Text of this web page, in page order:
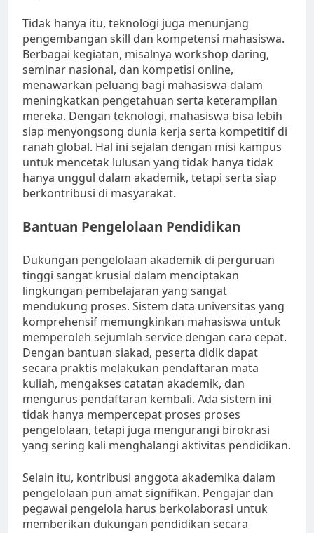
Tidak hanya itu, teknologi juga menunjang
pengembangan skill dan kompetensi mahasiswa.
Berbagai kegiatan, misalnya workshop daring,
seminar nasional, dan kompetisi online,
menawarkan peluang bagi mahasiswa dalam
meningkatkan pengetahuan serta keterampilan
mereka. Dengan teknologi, mahasiswa bisa lebih
siap menyongsong dunia kerja serta kompetitif di
ranah global. Hal ini sejalan dengan misi kampus
untuk mencetak lulusan yang tidak hanya tidak
hanya unggul dalam akademik, tetapi serta siap
berkontribusi di masyarakat.
Bantuan Pengelolaan Pendidikan
Dukungan pengelolaan akademik di perguruan
tinggi sangat krusial dalam menciptakan
lingkungan pembelajaran yang sangat
mendukung proses. Sistem data universitas yang
komprehensif memungkinkan mahasiswa untuk
memperoleh sejumlah service dengan cara cepat.
Dengan bantuan siakad, peserta didik dapat
secara praktis melakukan pendaftaran mata
kuliah, mengakses catatan akademik, dan
mengurus pendaftaran kembali. Ada sistem ini
tidak hanya mempercepat proses proses
pengelolaan, tetapi juga mengurangi birokrasi
yang sering kali menghalangi aktivitas pendidikan.
Selain itu, kontribusi anggota akademika dalam
pengelolaan pun amat signifikan. Pengajar dan
pegawai pengelola harus berkolaborasi untuk
memberikan dukungan pendidikan secara